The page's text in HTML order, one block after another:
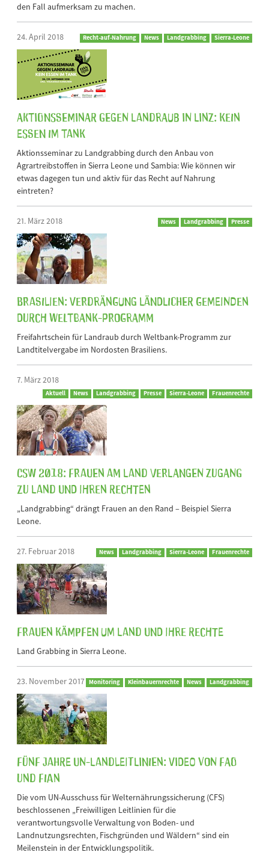
den Fall aufmerksam zu machen.
24. April 2018 Recht-auf-Nahrung News Landgrabbing Sierra-Leone
Aktionsseminar gegen Landraub in Linz: Kein
Essen im Tank
Aktionsseminar zu Landgrabbing durch den Anbau von
Agrartreibstoffen in Sierra Leone und Sambia: Wie können wir
etwas dagegen tun und aktiv für das Recht auf Nahrung
eintreten?
21. März 2018 News Landgrabbing Presse
Brasilien: Verdrängung ländlicher Gemeinden
durch Weltbank-Programm
Freifahrtschein für Landraub durch Weltbank-Programm zur
Landtitelvergabe im Nordosten Brasiliens.
7. März 2018
Aktuell News Landgrabbing Presse Sierra-Leone Frauenrechte
CSW 2018: Frauen am Land verlangen Zugang
zu Land und ihren Rechten
„Landgrabbing“ drängt Frauen an den Rand – Beispiel Sierra
Leone.
27. Februar 2018 News Landgrabbing Sierra-Leone Frauenrechte
Frauen kämpfen um Land und ihre Rechte
Land Grabbing in Sierra Leone.
23. November 2017 Monitoring Kleinbauernrechte News Landgrabbing
Fünf Jahre UN-Landleitlinien: Video von FAO
und FIAN
Die vom UN-Ausschuss für Welternährungssicherung (CFS)
beschlossenen „Freiwilligen Leitlinien für die
verantwortungsvolle Verwaltung von Boden- und
Landnutzungsrechten, Fischgründen und Wäldern“ sind ein
Meilenstein in der Entwicklungspolitik.